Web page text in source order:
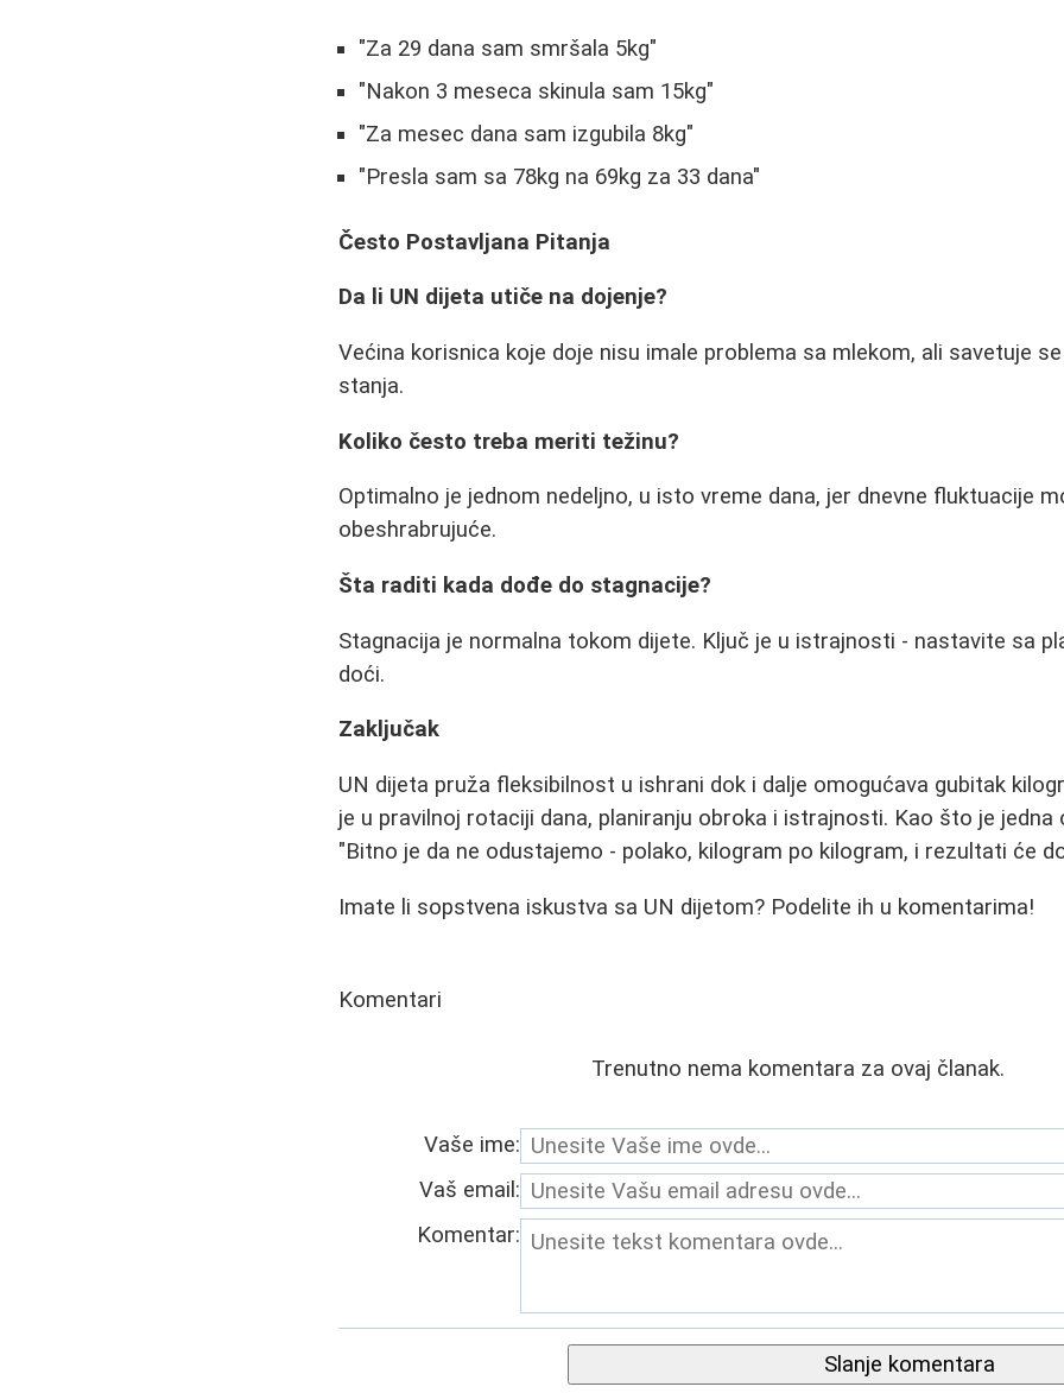
"Za 29 dana sam smršala 5kg"
"Nakon 3 meseca skinula sam 15kg"
"Za mesec dana sam izgubila 8kg"
"Presla sam sa 78kg na 69kg za 33 dana"
Često Postavljana Pitanja
Da li UN dijeta utiče na dojenje?
Većina korisnica koje doje nisu imale problema sa mlekom, ali savetuje
stanja.
Koliko često treba meriti težinu?
Optimalno je jednom nedeljno, u isto vreme dana, jer dnevne fluktuacije
obeshrabrujuće.
Šta raditi kada dođe do stagnacije?
Stagnacija je normalna tokom dijete. Ključ je u istrajnosti - nastavite sa
doći.
Zaključak
UN dijeta pruža fleksibilnost u ishrani dok i dalje omogućava gubitak
je u pravilnoj rotaciji dana, planiranju obroka i istrajnosti. Kao što je jedna
"Bitno je da ne odustajemo - polako, kilogram po kilogram, i rezultati će
Imate li sopstvena iskustva sa UN dijetom? Podelite ih u komentarima!
Komentari
Trenutno nema komentara za ovaj članak.
Vaše ime:
Vaš email:
Komentar:
Slanje komentara